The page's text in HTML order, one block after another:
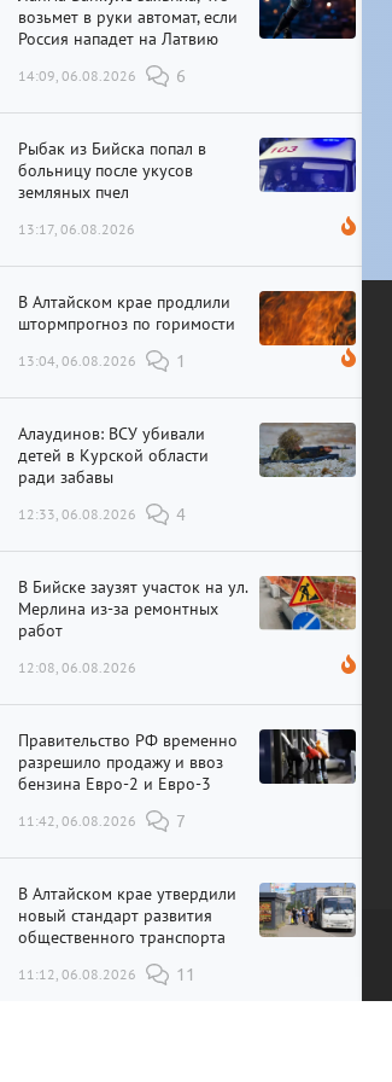
возьмет в руки автомат, если
Россия нападет на Латвию
14:09, 06.08.2026 6
Рыбак из Бийска попал в
больницу после укусов
земляных пчел
13:17, 06.08.2026
В Алтайском крае продлили
штормпрогноз по горимости
13:04, 06.08.2026 1
Алаудинов: ВСУ убивали
детей в Курской области
ради забавы
12:33, 06.08.2026 4
В Бийске заузят участок на ул.
Мерлина из-за ремонтных
работ
12:08, 06.08.2026
Правительство РФ временно
разрешило продажу и ввоз
бензина Евро-2 и Евро-3
11:42, 06.08.2026 7
В Алтайском крае утвердили
новый стандарт развития
общественного транспорта
11:12, 06.08.2026 11